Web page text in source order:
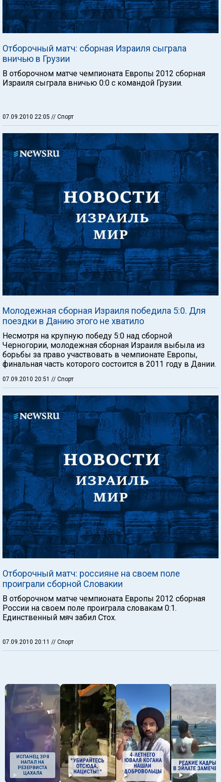
Отборочный матч: сборная Израиля сыграла
вничью в Грузии
В отборочном матче чемпионата Европы 2012 сборная
Израиля сыграла вничью 0:0 с командой Грузии.
07.09.2010 22:05 // Спорт
Молодежная сборная Израиля победила 5:0. Для
поездки в Данию этого не хватило
Несмотря на крупную победу 5:0 над сборной
Черногории, молодежная сборная Израиля выбыла из
борьбы за право участвовать в чемпионате Европы,
финальная часть которого состоится в 2011 году в Дании.
07.09.2010 20:51 // Спорт
Отборочный матч: россияне на своем поле
проиграли сборной Словакии
В отборочном матче чемпионата Европы 2012 сборная
России на своем поле проиграла словакам 0:1.
Единственный мяч забил Стох.
07.09.2010 20:11 // Спорт
ИСПАНЕЦ ЗРЯ
НАПАЛ НА
РЕЗЕРВИСТА
ЦАХАЛА